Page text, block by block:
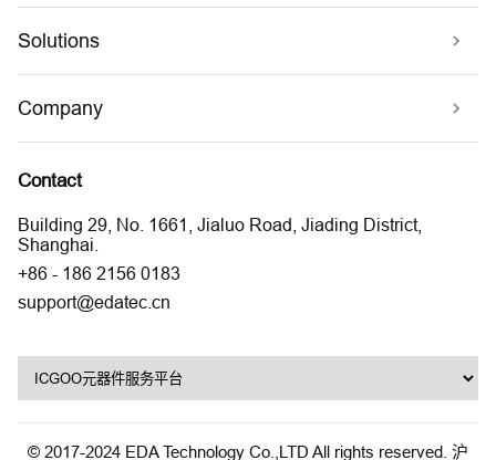
Solutions
Company
Contact
Building 29, No. 1661, Jialuo Road, Jiading District,
Shanghai.
+86 - 186 2156 0183
support@edatec.cn
© 2017-2024 EDA Technology Co.,LTD All rights reserved. 沪